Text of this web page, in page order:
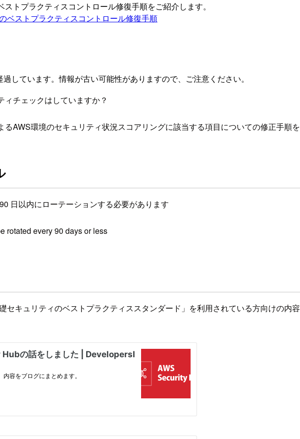
トプラクティスコントロール修復手順をご紹介します。
ベストプラクティスコントロール修復手順
しています。情報が古い可能性がありますので、ご注意ください。
チェックはしていますか？
AWS環境のセキュリティ状況スコアリングに該当する項目についての修正手順を
日以内にローテーションする必要があります
rotated every 90 days or less
セキュリティのベストプラクティススタンダード」を利用されている方向けの内